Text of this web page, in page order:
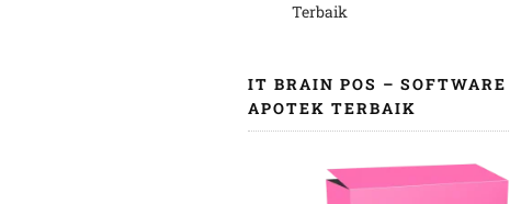
Terbaik
IT BRAIN POS – SOFTWARE
APOTEK TERBAIK